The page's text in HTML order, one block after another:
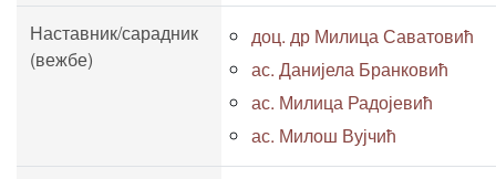
Наставник/сарадник
(вежбе)
доц. др Милица Саватовић
ас. Данијела Бранковић
ас. Милица Радојевић
ас. Милош Вујчић